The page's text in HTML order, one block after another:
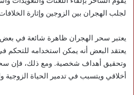
لجلب الهجران بين الزوجين وإثارة
يعتبر سحر الهجران ظاهرة شائعة في بعض
يعتقد البعض أنه يمكن استخدامه للتحكم
وتحقيق أهداف شخصية. ومع ذلك، فإن سحر
أخلاقي ويتسبب في تدمير الحياة الزوجية